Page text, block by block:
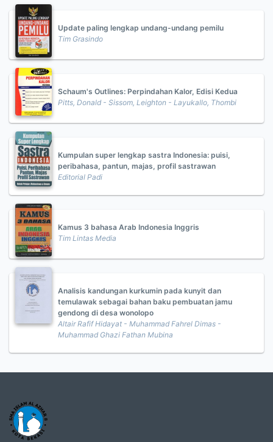
Update paling lengkap undang-undang pemilu
Tim Grasindo
Schaum's Outlines: Perpindahan Kalor, Edisi Kedua
Pitts, Donald - Sissom, Leighton - Layukallo, Thombi
Kumpulan super lengkap sastra Indonesia: puisi,
peribahasa, pantun, majas, profil sastrawan
Editorial Padi
Kamus 3 bahasa Arab Indonesia Inggris
Tim Lintas Media
Analisis kandungan kurkumin pada kunyit dan
temulawak sebagai bahan baku pembuatan jamu
gendong di desa wonolopo
Altair Rafif Hidayat - Muhammad Fahrel Dimas -
Muhammad Ghazi Fathan Mubina